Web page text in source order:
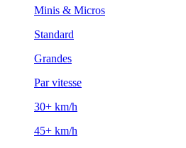
Minis & Micros
Standard
Grandes
Par vitesse
30+ km/h
45+ km/h